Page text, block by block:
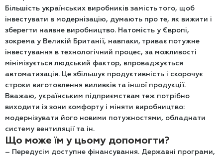
Більшість українських виробників замість того, щоб
інвестувати в модернізацію, думають про те, як вижити і
зберегти наявне виробництво. Натомість у Європі,
зокрема у Великій Британії, навпаки, триває потужне
інвестування в технологічний процес, за можливості
мінімізується людський фактор, впроваджується
автоматизація. Це збільшує продуктивність і скорочує
строки виготовлення виливків та іншої продукції.
Вважаю, українським підприємствам теж потрібно
виходити із зони комфорту і міняти виробництво:
модернізувати його новими потужностями, обладнати
систему вентиляції та ін.
Що може їм у цьому допомогти?
– Передусім доступне фінансування. Державні програми,